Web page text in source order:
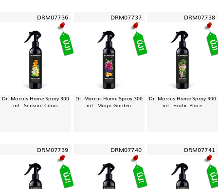
DRM07736
Dr. Marcus Home Spray 300
ml - Sensual Citrus
DRM07737
Dr. Marcus Home Spray 300
ml - Magic Garden
DRM07738
Dr. Marcus Home Spray 300
ml - Exotic Place
DRM07739 DRM07740 DRM07741